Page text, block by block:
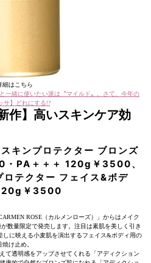
細はこちら
一緒に使いたい派は〝マイルド〟。さて、今年の
サ】どれにする!?
作】高いスキンケア効
キンプロテクター ブロンズ
・PA＋＋＋ 120g￥3500、
ロテクター フェイス&ボデ
￥3500
ROSE（カルメンローズ）」からはメイク
数量限定で発売します。注目は素肌を美しく引き
に映える小麦肌を演出するフェイス&ボディ用の
焼け止め。
て透明感をアップさせてくれる「アディクション